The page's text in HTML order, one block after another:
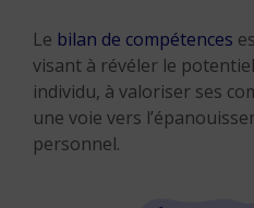
Le bilan de compétences
visant à révéler le
individu, à valoriser ses
une voie vers
personnel.